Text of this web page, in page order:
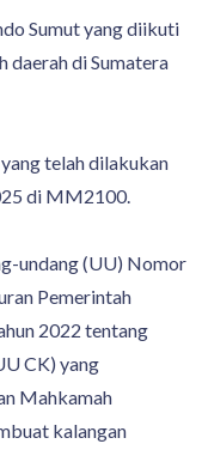
Sumut yang diikuti
daerah di Sumatera
telah dilakukan
di MM2100.
undang (UU) Nomor
Pemerintah
2022 tentang
CK) yang
Mahkamah
kalangan